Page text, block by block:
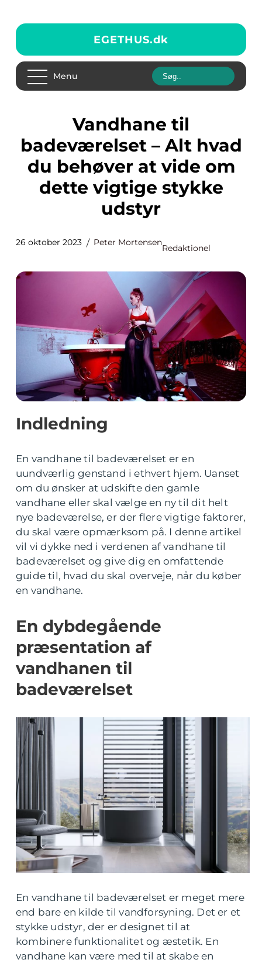
EGETHUS.dk
Menu
Vandhane til
badeværelset – Alt hvad
du behøver at vide om
dette vigtige stykke
udstyr
26 oktober 2023 Peter Mortensen
Redaktionel
Indledning
En vandhane til badeværelset er en
uundværlig genstand i ethvert hjem. Uanset
om du ønsker at udskifte den gamle
vandhane eller skal vælge en ny til dit helt
nye badeværelse, er der flere vigtige faktorer,
du skal være opmærksom på. I denne artikel
vil vi dykke ned i verdenen af vandhane til
badeværelset og give dig en omfattende
guide til, hvad du skal overveje, når du køber
en vandhane.
En dybdegående
præsentation af
vandhanen til
badeværelset
En vandhane til badeværelset er meget mere
end bare en kilde til vandforsyning. Det er et
stykke udstyr, der er designet til at
kombinere funktionalitet og æstetik. En
vandhane kan være med til at skabe en